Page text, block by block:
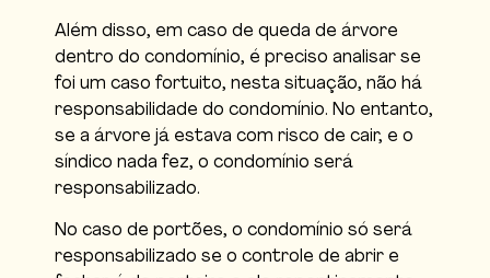
Além disso, em caso de queda de árvore
dentro do condomínio, é preciso analisar se
foi um caso fortuito, nesta situação, não há
responsabilidade do condomínio. No entanto,
se a árvore já estava com risco de cair, e o
síndico nada fez, o condomínio será
responsabilizado.
No caso de portões, o condomínio só será
responsabilizado se o controle de abrir e